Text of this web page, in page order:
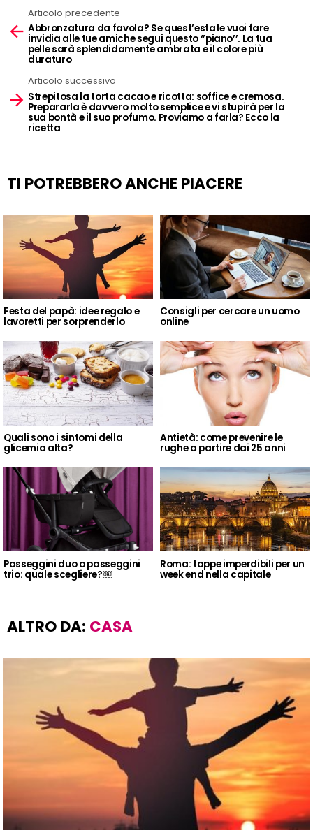
more
Articolo precedente
Abbronzatura da favola? Se quest’estate vuoi fare
invidia alle tue amiche segui questo ‘’piano’’. La tua
pelle sarà splendidamente ambrata e il colore più
duraturo
Articolo successivo
Strepitosa la torta cacao e ricotta: soffice e cremosa.
Prepararla è davvero molto semplice e vi stupirà per la
sua bontà e il suo profumo. Proviamo a farla? Ecco la
ricetta
TI POTREBBERO ANCHE PIACERE
Festa del papà: idee regalo e
lavoretti per sorprenderlo
Consigli per cercare un uomo
online
Quali sono i sintomi della
glicemia alta?
Antietà: come prevenire le
rughe a partire dai 25 anni
Passeggini duo o passeggini
trio: quale scegliere?￼
Roma: tappe imperdibili per un
week end nella capitale
ALTRO DA: CASA